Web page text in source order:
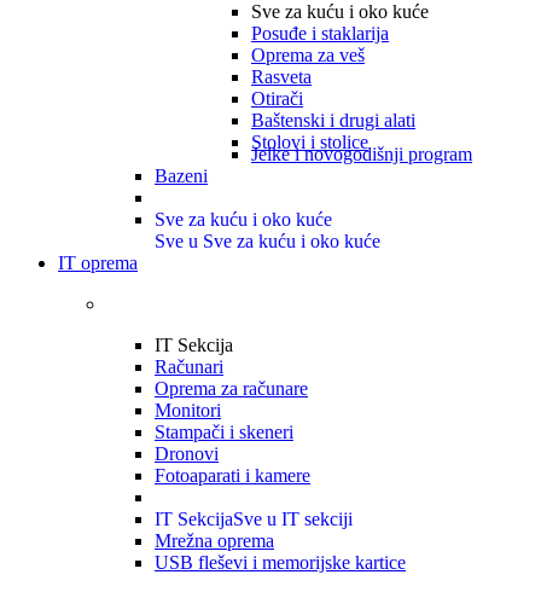
Sve za kuću i oko kuće
Posuđe i staklarija
Oprema za veš
Rasveta
Otirači
Baštenski i drugi alati
Stolovi i stolice
Jelke i novogodišnji program
Bazeni
Sve za kuću i oko kuće
Sve u Sve za kuću i oko kuće
IT oprema
IT Sekcija
Računari
Oprema za računare
Monitori
Stampači i skeneri
Dronovi
Fotoaparati i kamere
IT SekcijaSve u IT sekciji
Mrežna oprema
USB fleševi i memorijske kartice